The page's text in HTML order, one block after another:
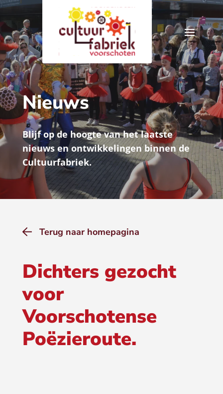
Nieuws
Blijf op de hoogte van het laatste
nieuws en ontwikkelingen binnen de
Cultuurfabriek.
Terug naar homepagina
Dichters gezocht
voor
Voorschotense
Poëzieroute.